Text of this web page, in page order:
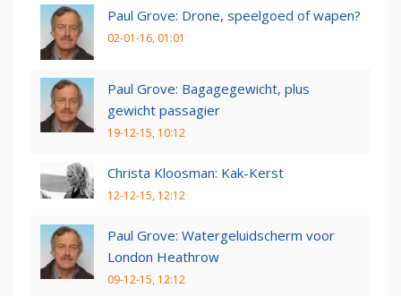
Paul Grove: Drone, speelgoed of wapen?
02-01-16, 01:01
Paul Grove: Bagagegewicht, plus
gewicht passagier
19-12-15, 10:12
Christa Kloosman: Kak-Kerst
12-12-15, 12:12
Paul Grove: Watergeluidscherm voor
London Heathrow
09-12-15, 12:12